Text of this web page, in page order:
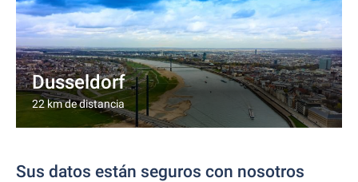
Dusseldorf
22 km de distancia
Sus datos están seguros con nosotros